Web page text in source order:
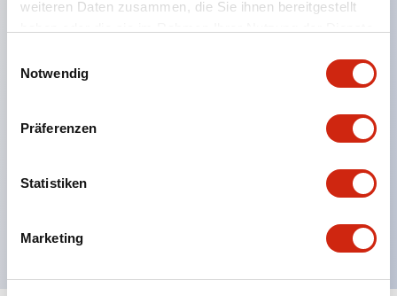
weiteren Daten zusammen, die Sie ihnen bereitgestellt
Notwendig
Präferenzen
Statistiken
Marketing
Bis zu 200 Fenster (10 Reihen mal 20 Spalten)
Verschiedene Fenstergrößen und Drucktaster
können in nahezu jeder Kombination kombiniert
Mehrschichtige Linsenkonstruktion ermöglicht